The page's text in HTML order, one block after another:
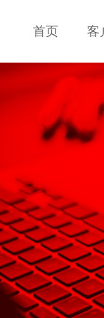
首页 客
客户案例
首页 客
客户案例
设
式网站建设 · 电子
制